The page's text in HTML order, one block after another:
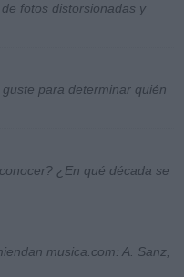
fotos distorsionadas y
para determinar quién
¿En qué década se
musica.com: A. Sanz,